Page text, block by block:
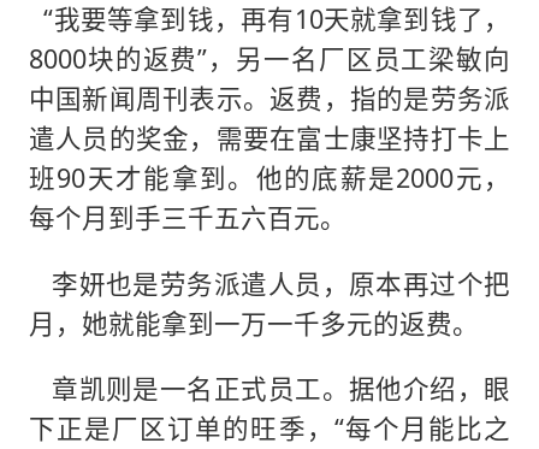
“我要等拿到钱，再有10天就拿到钱了，
8000块的返费”，另一名厂区员工梁敏向
中国新闻周刊表示。返费，指的是劳务派
遣人员的奖金，需要在富士康坚持打卡上
班90天才能拿到。他的底薪是2000元，
每个月到手三千五六百元。
李妍也是劳务派遣人员，原本再过个把
月，她就能拿到一万一千多元的返费。
章凯则是一名正式员工。据他介绍，眼
下正是厂区订单的旺季，“每个月能比之